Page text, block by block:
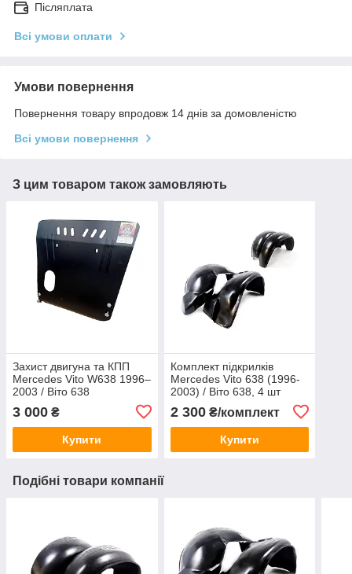
Післяплата
Всі умови оплати
Умови повернення
Повернення товару впродовж 14 днів за домовленістю
Всі умови повернення
З цим товаром також замовляють
Захист двигуна та КПП
Mercedes Vito W638 1996–
2003 / Віто 638
3 000 ₴
Купити
Комплект підкрилків
Mercedes Vito 638 (1996-
2003) / Віто 638, 4 шт
2 300₴/комплект
Купити
Подібні товари компанії